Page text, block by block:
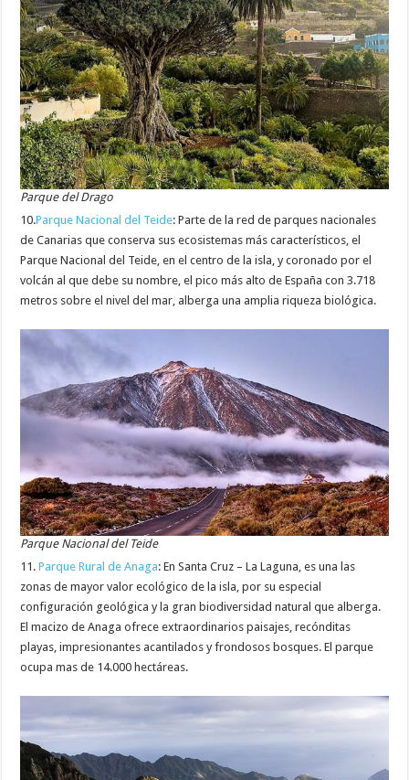
Parque del Drago
10.Parque Nacional del Teide: Parte de la red de parques nacionales
de Canarias que conserva sus ecosistemas más característicos, el
Parque Nacional del Teide, en el centro de la isla, y coronado por el
volcán al que debe su nombre, el pico más alto de España con 3.718
metros sobre el nivel del mar, alberga una amplia riqueza biológica.
Parque Nacional del Teide
11.Parque Rural de Anaga: En Santa Cruz – La Laguna, es una las
zonas de mayor valor ecológico de la isla, por su especial
configuración geológica y la gran biodiversidad natural que alberga.
El macizo de Anaga ofrece extraordinarios paisajes, recónditas
playas, impresionantes acantilados y frondosos bosques. El parque
ocupa mas de 14.000 hectáreas.